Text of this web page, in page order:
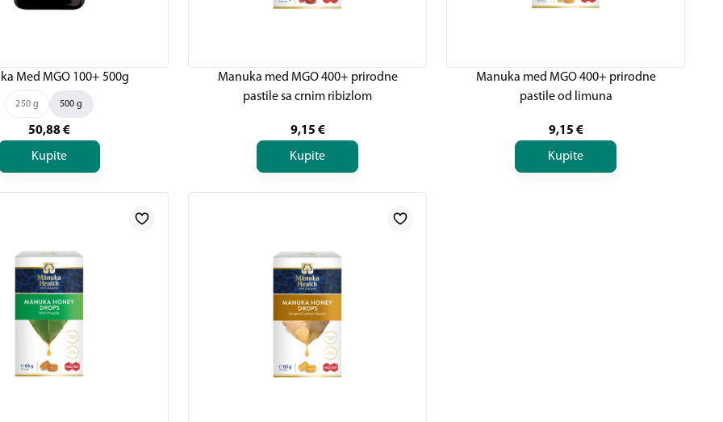
Med MGO 100+ 500g
250 g 500 g
50,88€
Kupite
Manuka med MGO 400+ prirodne
pastile sa crnim ribizlom
9,15 €
Kupite
Manuka med MGO 400+ prirodne
pastile od limuna
9,15 €
Kupite